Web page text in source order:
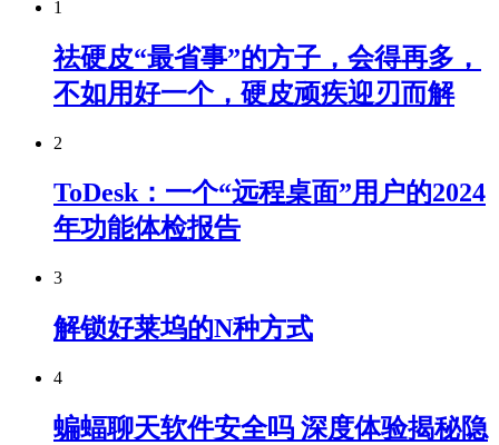
1
祛硬皮“最省事”的方子，会得再多，
不如用好一个，硬皮顽疾迎刃而解
2
ToDesk：一个“远程桌面”用户的2024
年功能体检报告
3
解锁好莱坞的N种方式
4
蝙蝠聊天软件安全吗 深度体验揭秘隐